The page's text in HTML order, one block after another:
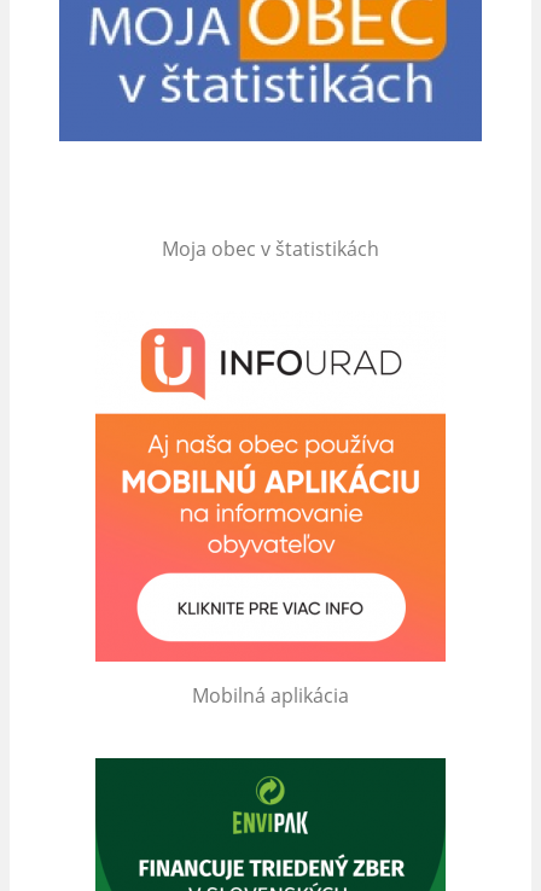
Moja obec v štatistikách
Mobilná aplikácia